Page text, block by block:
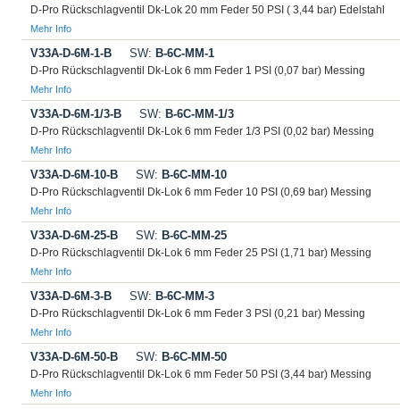
D-Pro Rückschlagventil Dk-Lok 20 mm Feder 50 PSI ( 3,44 bar) Edelstahl
Mehr Info
V33A-D-6M-1-B SW: B-6C-MM-1
D-Pro Rückschlagventil Dk-Lok 6 mm Feder 1 PSI (0,07 bar) Messing
Mehr Info
V33A-D-6M-1/3-B SW: B-6C-MM-1/3
D-Pro Rückschlagventil Dk-Lok 6 mm Feder 1/3 PSI (0,02 bar) Messing
Mehr Info
V33A-D-6M-10-B SW: B-6C-MM-10
D-Pro Rückschlagventil Dk-Lok 6 mm Feder 10 PSI (0,69 bar) Messing
Mehr Info
V33A-D-6M-25-B SW: B-6C-MM-25
D-Pro Rückschlagventil Dk-Lok 6 mm Feder 25 PSI (1,71 bar) Messing
Mehr Info
V33A-D-6M-3-B SW: B-6C-MM-3
D-Pro Rückschlagventil Dk-Lok 6 mm Feder 3 PSI (0,21 bar) Messing
Mehr Info
V33A-D-6M-50-B SW: B-6C-MM-50
D-Pro Rückschlagventil Dk-Lok 6 mm Feder 50 PSI (3,44 bar) Messing
Mehr Info